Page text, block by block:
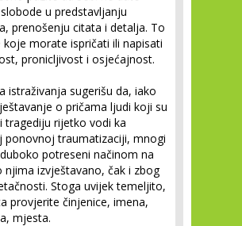
u predstavljanju
prenošenju citata i detalja. To
koje morate ispričati ili napisati
pronicljivost i osjećajnost.
sugerišu da, iako
o pričama ljudi koji su
tragediju rijetko vodi ka
ponovnoj traumatizaciji, mnogi
potreseni načinom na
njima izvještavano, čak i zbog
Stoga uvijek temeljito,
provjerite činjenice, imena,
mjesta.